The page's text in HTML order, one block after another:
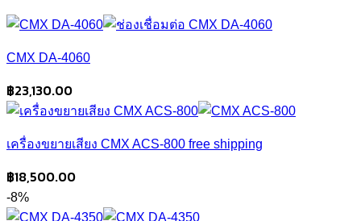
CMX DA-4060
฿23,130.00
เครื่องขยายเสียง CMX ACS-800 free shipping
฿18,500.00
-8%